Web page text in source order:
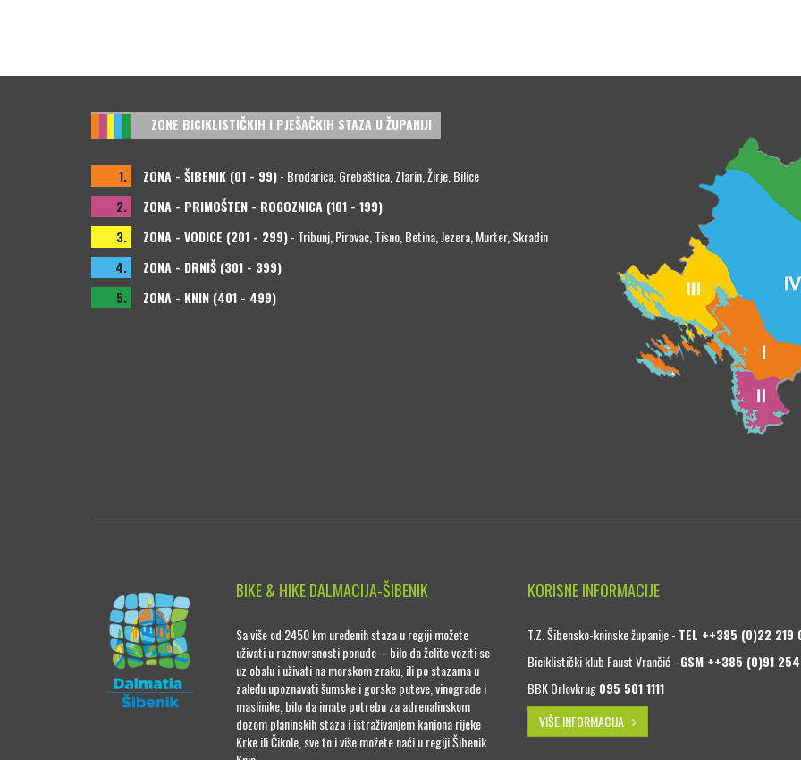
ZONE BICIKLISTIČKIH i PJEŠAČKIH STAZA U ŽUPANIJI
1. ZONA - ŠIBENIK (01 - 99)- Brodarica, Grebaštica, Zlarin, Žirje, Bilice
2.
ZONA - PRIMOŠTEN - ROGOZNICA (101 - 199)
3.
ZONA - VODICE (201 - 299)- Tribunj, Pirovac, Tisno, Betina, Jezera, Murter, Skradin
4.
ZONA - DRNIŠ (301 - 399)
5.
ZONA - KNIN (401 - 499)
BIKE & HIKE DALMACIJA-ŠIBENIK
Sa više od 2450 km uređenih staza u regiji možete
uživati u raznovrsnosti ponude – bilo da želite voziti se
uz obalu i uživati na morskom zraku, ili po stazama u
zaleđu upoznavati šumske i gorske puteve, vinograde i
maslinike, bilo da imate potrebu za adrenalinskom
dozom planinskih staza i istraživanjem kanjona rijeke
Krke ili Čikole, sve to i više možete naći u regiji Šibenik
KORISNE INFORMACIJE
T.Z. Šibensko-kninske županije - TEL ++385 (0)22 219
Biciklistički klub Faust Vrančić - GSM ++385 (0)91
BBK Orlovkrug095 501 1111
VIŠE INFORMACIJA